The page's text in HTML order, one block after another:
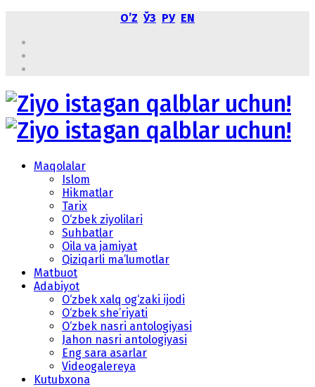
OʼZ ЎЗ РУ EN
Maqolalar
Islom
Hikmatlar
Tarix
O‘zbek ziyolilari
Suhbatlar
Oila va jamiyat
Qiziqarli ma’lumotlar
Matbuot
Adabiyot
O‘zbek xalq og‘zaki ijodi
O‘zbek she’riyati
O‘zbek nasri antologiyasi
Jahon nasri antologiyasi
Eng sara asarlar
Videogalereya
Kutubxona